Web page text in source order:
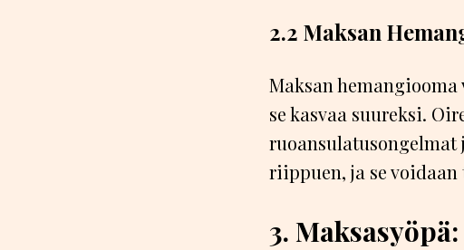
2.2 Maksan
Maksan
se kasvaa suureksi.
ruoansulatusongelmat
riippuen, ja se
3.